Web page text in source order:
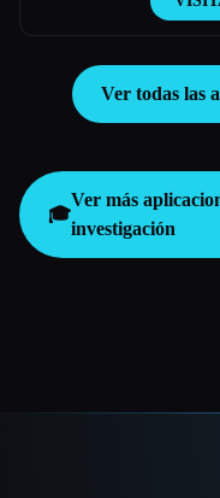
Ver todas las
🎓
Ver más
investigación